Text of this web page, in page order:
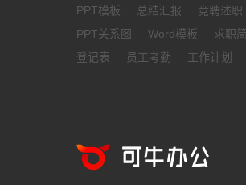
PPT模板 总结汇报 竞聘述职
PPT关系图
Word模板 求职
登记表
员工考勤 工作计划